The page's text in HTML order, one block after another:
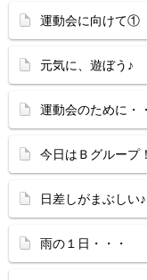
運動会に向けて①
元気に、遊ぼう♪
運動会のために
今日はＢグループ
日差しがまぶしい♪
雨の１日・・・